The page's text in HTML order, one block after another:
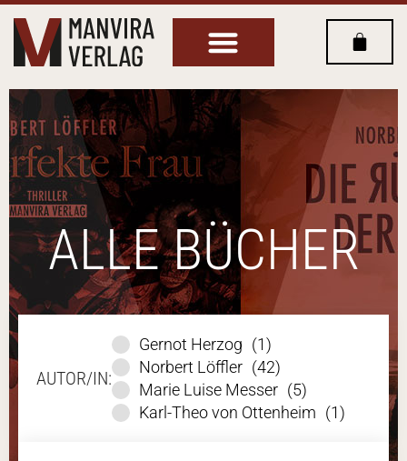
ALLE BÜCHER
AUTOR/IN:
Gernot Herzog (1)
Norbert Löffler (42)
Marie Luise Messer (5)
Karl-Theo von Ottenheim (1)